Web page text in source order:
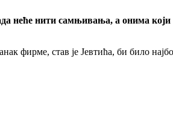
неће нити самњивања, а онима
фирме, став jе Јевтића, би било